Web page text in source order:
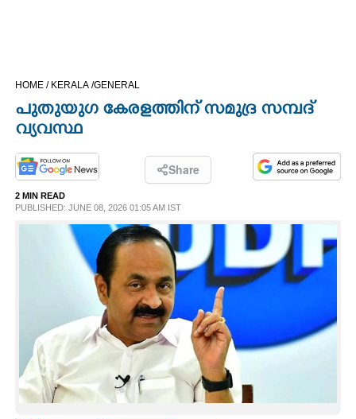
OPINION
LIFESTYLE
ART
HOME / KERALA /GENERAL
പുതുയുഗ കേരളത്തിന് സമുദ്ര സമ്പദ്
വ്യവസ്ഥ
Share
2 MIN READ
PUBLISHED: JUNE 08, 2026 01:05 AM IST